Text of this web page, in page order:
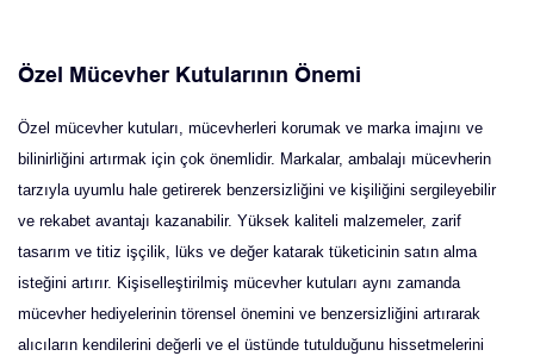
Özel Mücevher Kutularının Önemi
Özel mücevher kutuları, mücevherleri korumak ve marka imajını ve
bilinirliğini artırmak için çok önemlidir. Markalar, ambalajı mücevherin
tarzıyla uyumlu hale getirerek benzersizliğini ve kişiliğini sergileyebilir
ve rekabet avantajı kazanabilir. Yüksek kaliteli malzemeler, zarif
tasarım ve titiz işçilik, lüks ve değer katarak tüketicinin satın alma
isteğini artırır. Kişiselleştirilmiş mücevher kutuları aynı zamanda
mücevher hediyelerinin törensel önemini ve benzersizliğini artırarak
alıcıların kendilerini değerli ve el üstünde tutulduğunu hissetmelerini